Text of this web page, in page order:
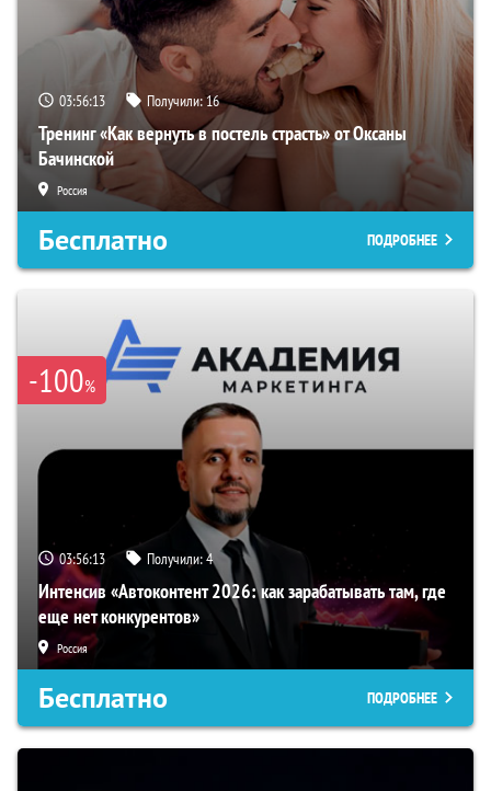
03:56:12 Получили:16
Тренинг «Как вернуть в постель страсть» от Оксаны
Бачинской
Россия
Бесплатно ПОДРОБНЕЕ
-100%
03:56:12 Получили:4
Интенсив «Автоконтент 2026: как зарабатывать там, где
еще нет конкурентов»
Россия
Бесплатно ПОДРОБНЕЕ